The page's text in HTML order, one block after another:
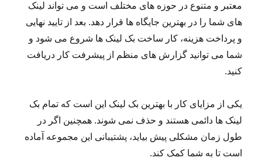
معتبر و متنوع در حوزه های مختلف است و می تواند لینک
های شما را در بهترین جایگاه ها قرار دهد. بعد از تایید نهایی
و پرداخت هزینه، کار ساخت بک لینک ها شروع می شود و
شما می توانید گزارش های منظم از پیشرفت کار دریافت
کنید.
یکی از مزایای کار با بهترین بک لینک این است که تمام بک
لینک ها دائمی هستند و حذف نمی شوند. همچنین اگر در
طول زمان مشکلی پیش بیاید، پشتیبانی این مجموعه آماده
است تا به شما کمک کند.